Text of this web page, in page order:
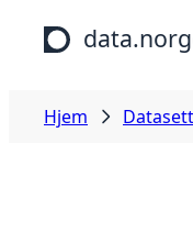
Hopp til hovedinnhold
Hjem Datasett